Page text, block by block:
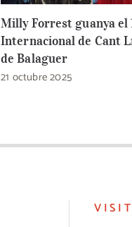
Milly Forrest guanya el
Internacional de Cant
de Balaguer
21 octubre 2025